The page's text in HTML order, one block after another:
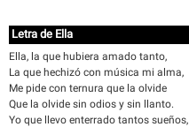
Letra de Ella
Ella, la que hubiera amado tanto,
La que hechizó con música mi alma,
Me pide con ternura que la olvide
Que la olvide sin odios y sin llanto.
Yo que llevo enterrado tantos sueños,